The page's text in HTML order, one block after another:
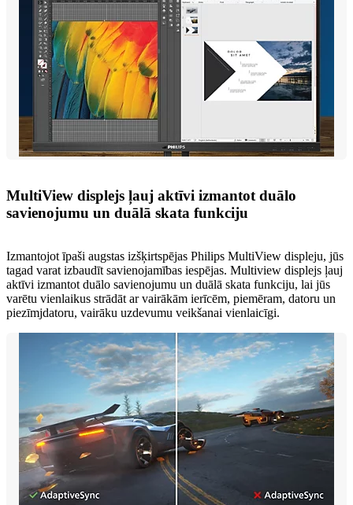
MultiView displejs ļauj aktīvi izmantot duālo
savienojumu un duālā skata funkciju
Izmantojot īpaši augstas izšķirtspējas Philips MultiView displeju, jūs
tagad varat izbaudīt savienojamības iespējas. Multiview displejs ļauj
aktīvi izmantot duālo savienojumu un duālā skata funkciju, lai jūs
varētu vienlaikus strādāt ar vairākām ierīcēm, piemēram, datoru un
piezīmjdatoru, vairāku uzdevumu veikšanai vienlaicīgi.